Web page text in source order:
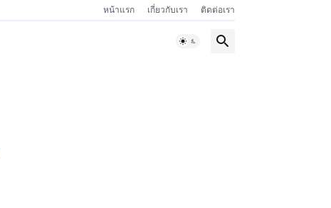
หน้าแรก เกี่ยวกับเรา ติดต่อเรา